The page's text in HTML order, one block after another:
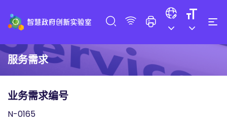
服务需求
业务需求编号
N-0165